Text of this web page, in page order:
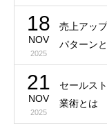
18
NOV
2025
売上アッ
パターン
21
NOV
2025
セールス
業術とは